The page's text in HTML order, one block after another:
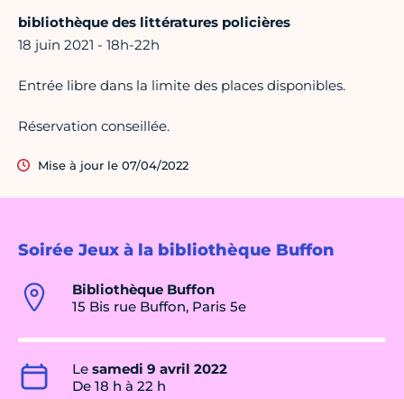
Soirée Jeux à la bibliothèque Buffon
Bibliothèque Buffon
15 Bis rue Buffon, Paris 5e
Le samedi 9 avril 2022
De 18 h à 22 h
bibliothèque des littératures policières
18 juin 2021 - 18h-22h
Entrée libre dans la limite des places disponibles.
Réservation conseillée.
Mise à jour le 07/04/2022